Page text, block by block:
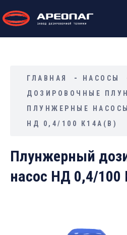
ГЛАВНАЯ
НАСОСЫ
ДОЗИРОВОЧНЫЕ
ПЛУНЖЕРНЫЕ
НД 0,4/100 К14А(В)
Плунжерный
насос НД 0,4/100